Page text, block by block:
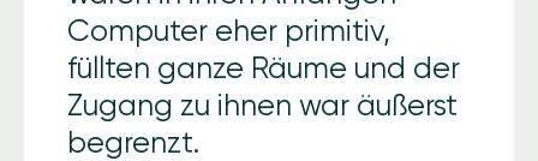
Computer eher primitiv,
füllten ganze Räume und der
Zugang zu ihnen war äußerst
begrenzt.